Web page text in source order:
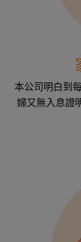
本公司明白到
婦又無入息證